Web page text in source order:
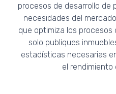
procesos de desarrollo de
necesidades del
que optimiza los
solo publiques
estadísticas necesarias
el rendimiento